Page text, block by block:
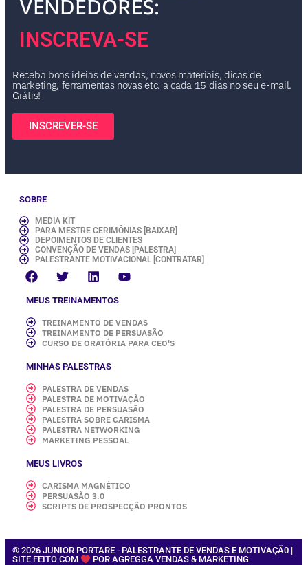
VENDEDORES:
INSCREVA-SE
Receba boas ideias de vendas, novos materiais, dicas de
marketing, ferramentas novas etc. a cada 15 dias no seu e-mail.
Grátis!
INSCREVER-SE
SOBRE
MEDIA KIT
PARA MESTRE CERIMÔNIAS [BAIXAR]
DEPOIMENTOS DE CLIENTES
CONVENÇÃO DE VENDAS [PALESTRA]
PALESTRANTE MOTIVACIONAL [CONTRATAR]
MEUS TREINAMENTOS
TREINAMENTO DE VENDAS
TREINAMENTO DE PERSUASÃO
CURSO DE ORATÓRIA PARA CEO'S
MINHAS PALESTRAS
PALESTRA DE VENDAS
PALESTRA DE MOTIVAÇÃO
PALESTRA DE PERSUASÃO
PALESTRA SOBRE CARISMA
PALESTRA NETWORKING
MARKETING PESSOAL
MEUS LIVROS
CARISMA MAGNÉTICO
PERSUASÃO 3.0
SCRIPTS DE PROSPECÇÃO PRONTOS
® 2026 JUNIOR PORTARE - PALESTRANTE DE VENDAS E MOTIVAÇÃ0 |
SITE FEITO COM
POR AGREGGA VENDAS & MARKETING